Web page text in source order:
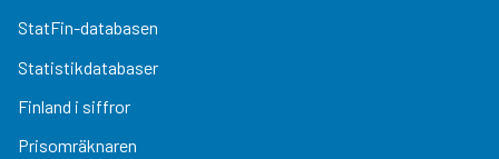
StatFin-databasen
Statistikdatabaser
Finland i siffror
Prisomräknaren